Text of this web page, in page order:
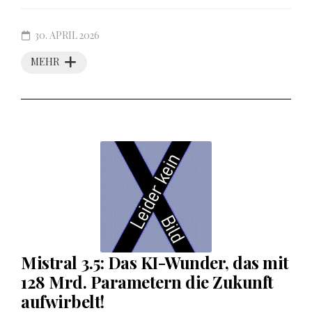
MEHR
30. APRIL 2026
Mistral 3.5: Das KI-Wunder, das mit
128 Mrd. Parametern die Zukunft
aufwirbelt!